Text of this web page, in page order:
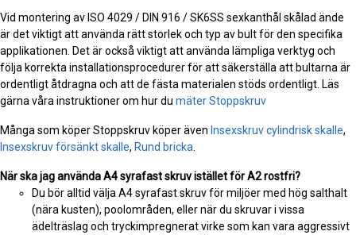
Vid montering av ISO 4029 / DIN 916 / SK6SS sexkanthål skålad ände
är det viktigt att använda rätt storlek och typ av bult för den specifika
applikationen. Det är också viktigt att använda lämpliga verktyg och
följa korrekta installationsprocedurer för att säkerställa att bultarna är
ordentligt åtdragna och att de fästa materialen stöds ordentligt. Läs
gärna våra instruktioner om hur du mäter Stoppskruv
Många som köper Stoppskruv köper även Insexskruv cylindrisk skalle,
Insexskruv försänkt skalle, Rund bricka
När ska jag använda A4 syrafast skruv istället för A2 rostfri?
Du bör alltid välja A4 syrafast skruv för miljöer med hög salthalt
(nära kusten), poolområden, eller när du skruvar i vissa
ädelträslag och tryckimpregnerat virke som kan vara aggressivt